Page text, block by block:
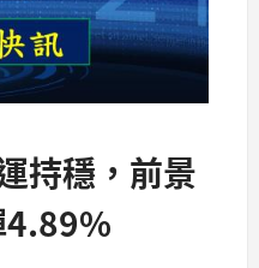
持穩，前景
4.89%